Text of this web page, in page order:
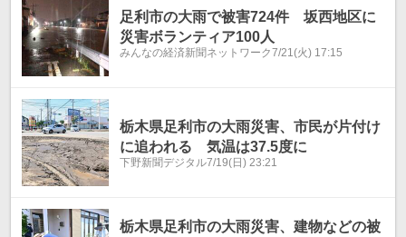
足利市の大雨で被害724件 坂西地区に
災害ボランティア100人
みんなの経済新聞ネットワーク7/21(火) 17:15
栃木県足利市の大雨災害、市民が片付け
に追われる 気温は37.5度に
下野新聞デジタル7/19(日) 23:21
栃木県足利市の大雨災害、建物などの被